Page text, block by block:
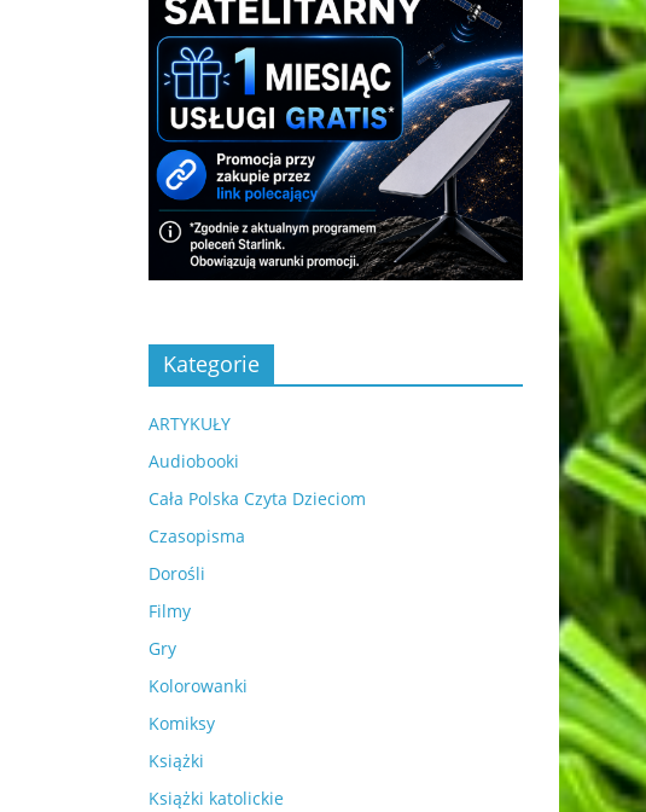
Kategorie
ARTYKUŁY
Audiobooki
Cała Polska Czyta Dzieciom
Czasopisma
Dorośli
Filmy
Gry
Kolorowanki
Komiksy
Książki
Książki katolickie